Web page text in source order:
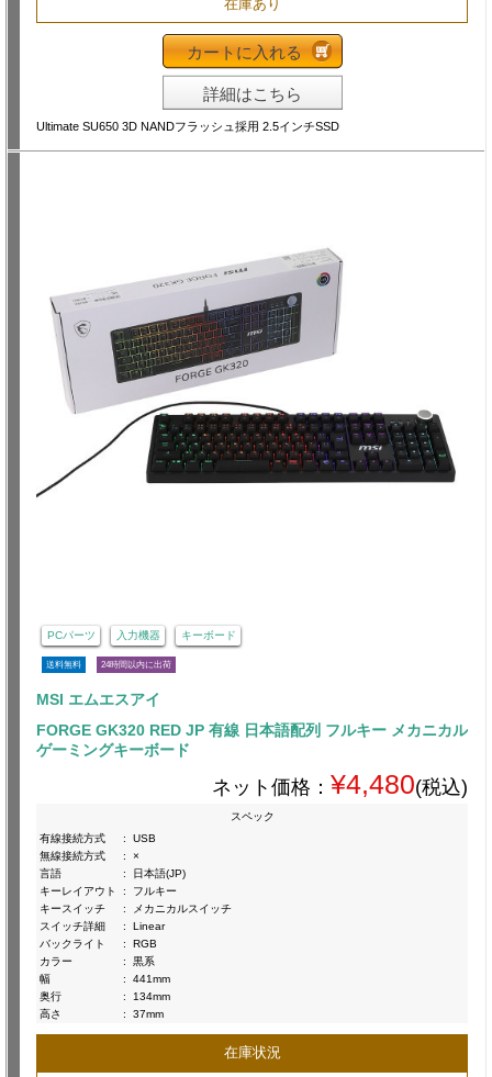
在庫あり
カートに入れる
詳細はこちら
Ultimate SU650 3D NANDフラッシュ採用 2.5インチSSD
PCパーツ 入力機器 キーボード
送料無料 24時間以内に出荷
MSI エムエスアイ
FORGE GK320 RED JP 有線 日本語配列 フルキー メカニカル
ゲーミングキーボード
ネット価格： ¥4,480(税込)
スペック
有線接続方式
:
USB
無線接続方式
:
×
言語
:
日本語(JP)
キーレイアウト
:
フルキー
キースイッチ
:
メカニカルスイッチ
スイッチ詳細
:
Linear
バックライト
:
RGB
カラー
:
黒系
幅
:
441mm
奥行
:
134mm
高さ
: 37mm
在庫状況